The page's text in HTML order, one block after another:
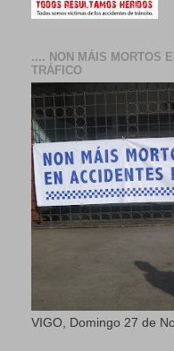
.... NON MÁIS MORTOS
TRÁFICO
VIGO, Domingo 27 de